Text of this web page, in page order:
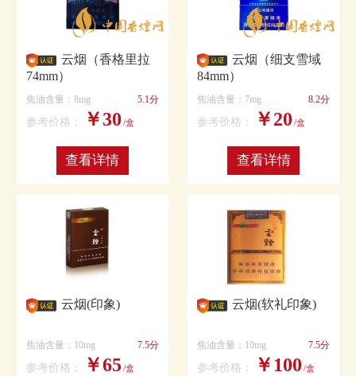
云烟（香格里拉
74mm）
焦油含量：8mg 5.1分
参考价格： ￥30 /盒
查看详情
云烟（细支雪域
84mm）
焦油含量：7mg 8.2分
参考价格： ￥20 /盒
查看详情
云烟(印象)
焦油含量：10mg 7.5分
参考价格： ￥65 /盒
云烟(软礼印象)
焦油含量：10mg 7.5分
参考价格： ￥100 /盒